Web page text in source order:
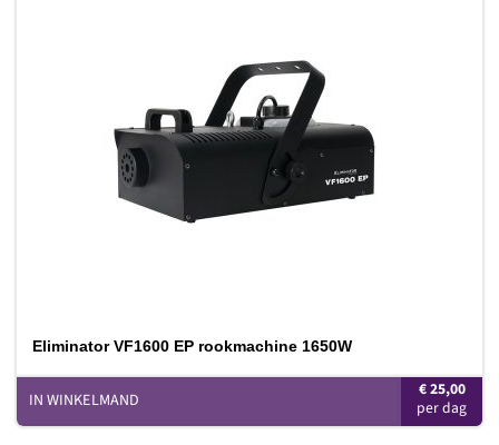
Eliminator VF1600 EP rookmachine 1650W
€25,00
IN WINKELMAND